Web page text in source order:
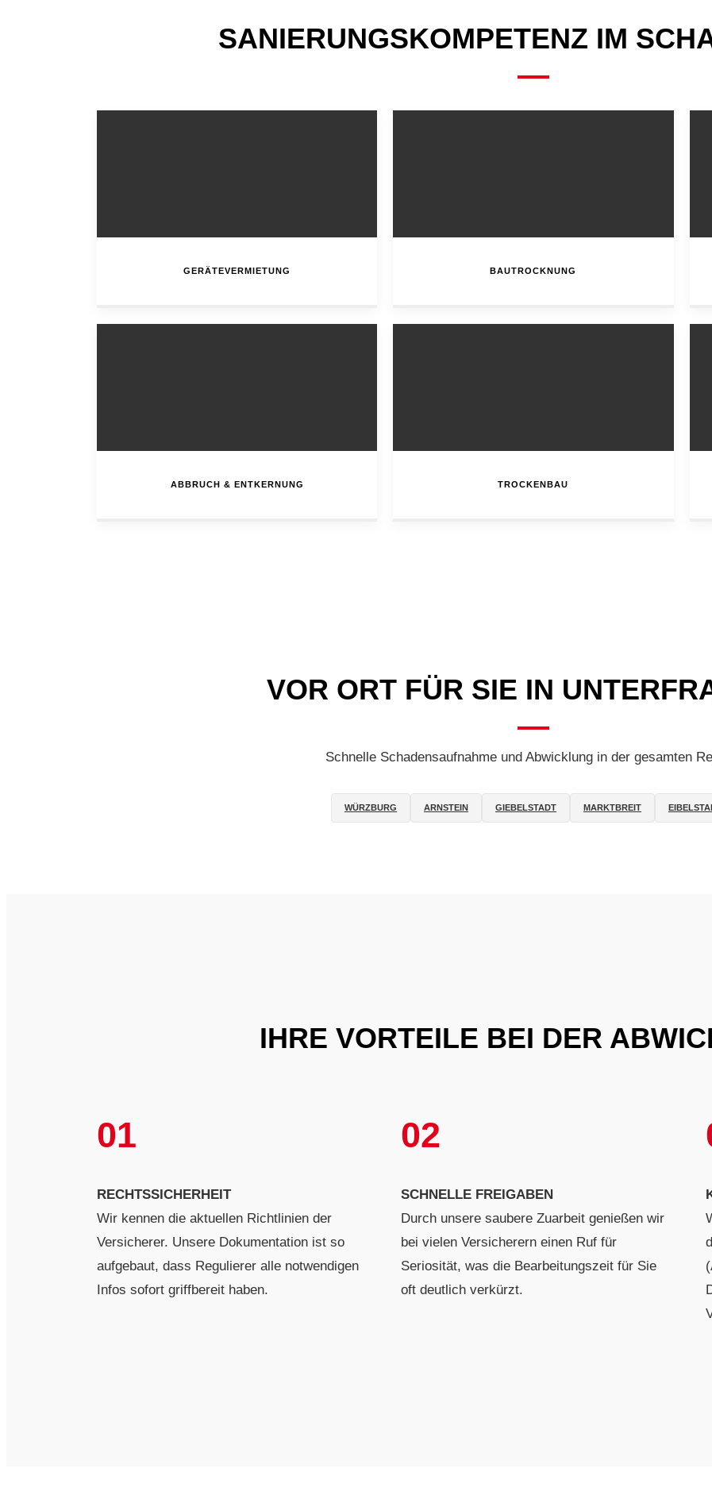
SANIERUNGSKOMPETENZ IM
GERÄTEVERMIETUNG BAUTROCKNUNG
ABBRUCH & ENTKERNUNG TROCKENBAU
VOR ORT FÜR SIE IN
Schnelle Schadensaufnahme und Abwicklung in der gesamten
WÜRZBURG ARNSTEIN GIEBELSTADT MARKTBREIT
IHRE VORTEILE BEI DER
01
RECHTSSICHERHEIT
Wir kennen die aktuellen Richtlinien der
Versicherer. Unsere Dokumentation ist so
aufgebaut, dass Regulierer alle notwendigen
Infos sofort griffbereit haben.
02
SCHNELLE FREIGABEN
Durch unsere saubere Zuarbeit genießen wir
bei vielen Versicherern einen Ruf für
Seriosität, was die Bearbeitungszeit für Sie
oft deutlich verkürzt.